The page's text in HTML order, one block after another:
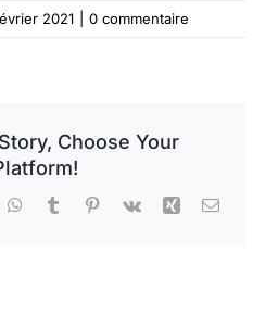
2021 0 commentaire
Choose Your
WhatsApp
TumblrPinterest
Vk Xing Email